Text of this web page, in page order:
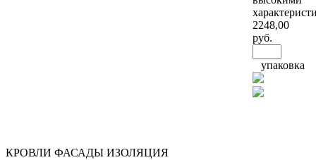
2248,00
руб.
упаковка
КРОВЛИ ФАСАДЫ ИЗОЛЯЦИЯ